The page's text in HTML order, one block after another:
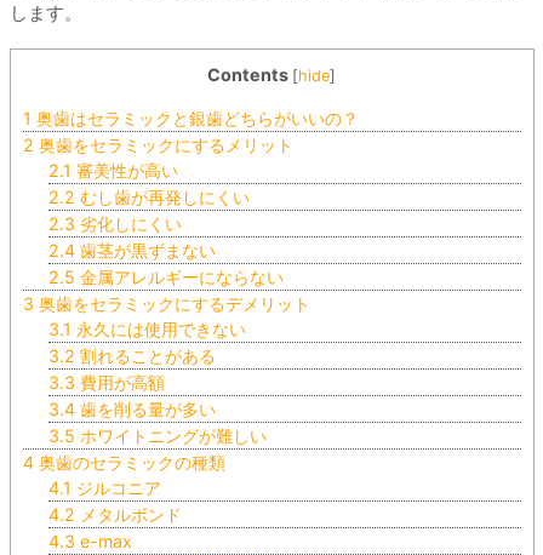
します。
Contents [hide]
1 奥歯はセラミックと銀歯どちらがいいの？
2 奥歯をセラミックにするメリット
2.1 審美性が高い
2.2 むし歯が再発しにくい
2.3 劣化しにくい
2.4歯茎が黒ずまない
2.5 金属アレルギーにならない
3 奥歯をセラミックにするデメリット
3.1 永久には使用できない
3.2 割れることがある
3.3 費用が高額
3.4歯を削る量が多い
3.5 ホワイトニングが難しい
4奥歯のセラミックの種類
4.1 ジルコニア
4.2 メタルボンド
4.3 e-max